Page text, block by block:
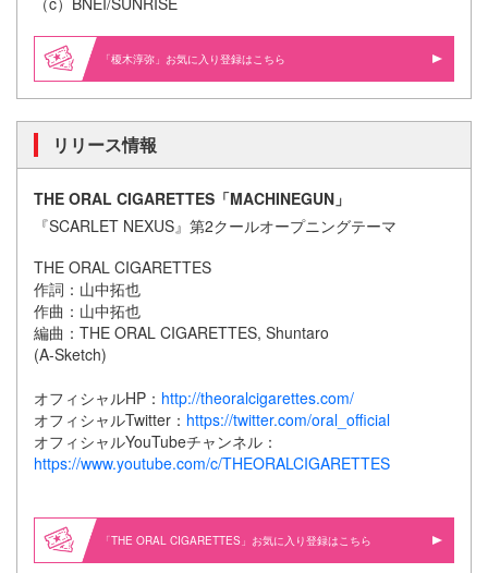
「榎木淳弥」お気に入り登録はこちら
リリース情報
THE ORAL CIGARETTES 「MACHINEGUN」
『SCARLET NEXUS』第2クールオープニングテーマ
THE ORAL CIGARETTES
作詞：山中拓也
作曲：山中拓也
編曲：THE ORAL CIGARETTES, Shuntaro
(A-Sketch)
オフィシャルHP： http://theoralcigarettes.com/
オフィシャルTwitter： https://twitter.com/oral_official
オフィシャルYouTubeチャンネル：
https://www.youtube.com/c/THEORALCIGARETTES
「THE ORAL CIGARETTES」お気に入り登録はこちら